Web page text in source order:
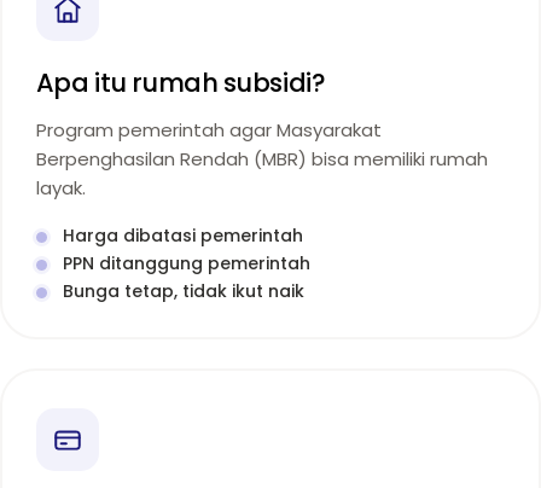
Apa itu rumah subsidi?
Program pemerintah agar Masyarakat
Berpenghasilan Rendah (MBR) bisa memiliki rumah
layak.
Harga dibatasi pemerintah
PPN ditanggung pemerintah
Bunga tetap, tidak ikut naik